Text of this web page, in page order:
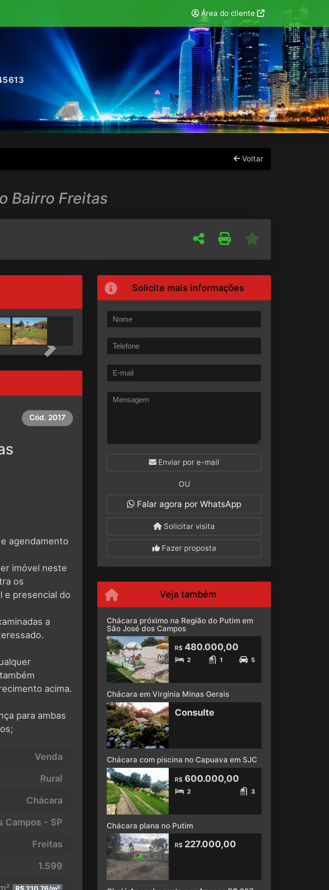
Área do cliente
Voltar
Bairro Freitas
Next
Cód. 2017
agendamento
imóvel neste
os
e presencial do
a
acima.
para ambas
Venda
Rural
Chácara
Campos - SP
Freitas
1.599
Solicite mais informações
Enviar por e-mail
OU
Falar agora por WhatsApp
Solicitar visita
Fazer proposta
Veja também
Chácara próximo na Região do Putim em
São José dos Campos
R$480.000,00
2 1 5
Chácara em Virgínia Minas Gerais
Consulte
Chácara com piscina no Capuava em SJC
R$600.000,00
2 3
Chácara plana no Putim
R$227.000,00